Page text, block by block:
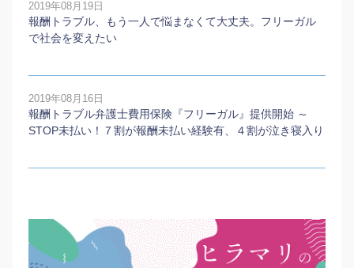
2019年08月19日
報酬トラブル、もう一人で悩まなくて大丈夫。フリーガル
で社会を変えたい
2019年08月16日
報酬トラブル弁護士費用保険『フリーガル』提供開始 ～
STOP未払い！７割が報酬未払い経験有、４割が泣き寝入り